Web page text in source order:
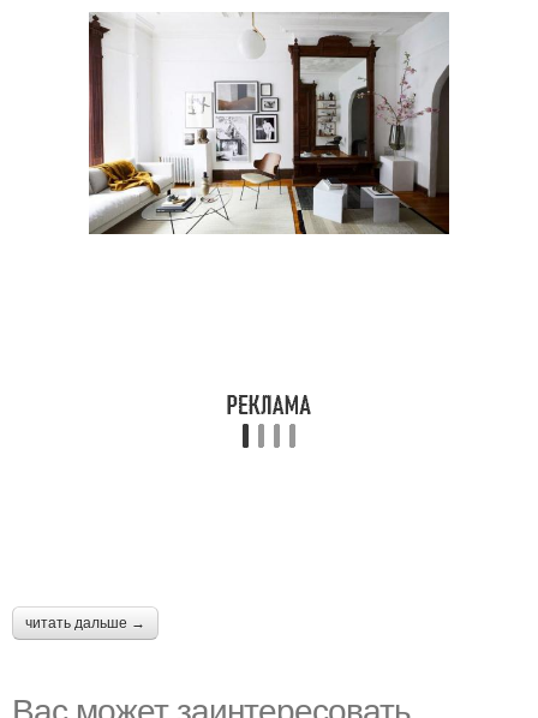
читать дальше →
Вас может заинтересовать